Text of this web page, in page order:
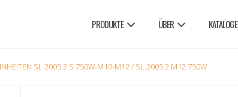
PRODUKTE ÜBER KATALOGE
SL 2005.2 S 750W-M10-M12/ SL.2005.2 M12 750W